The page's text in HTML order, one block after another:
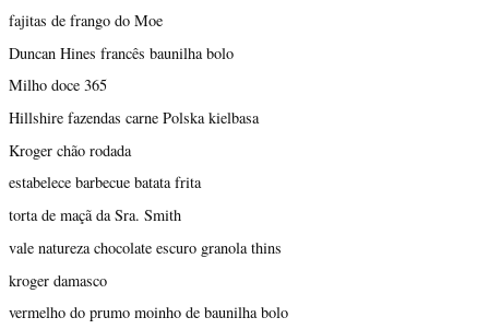
fajitas de frango do Moe
Duncan Hines francês baunilha bolo
Milho doce 365
Hillshire fazendas carne Polska kielbasa
Kroger chão rodada
estabelece barbecue batata frita
torta de maçã da Sra. Smith
vale natureza chocolate escuro granola thins
kroger damasco
vermelho do prumo moinho de baunilha bolo